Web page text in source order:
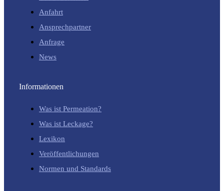
Anfahrt
Ansprechpartner
Anfrage
News
Informationen
Was ist Permeation?
Was ist Leckage?
Lexikon
Veröffentlichungen
Normen und Standards